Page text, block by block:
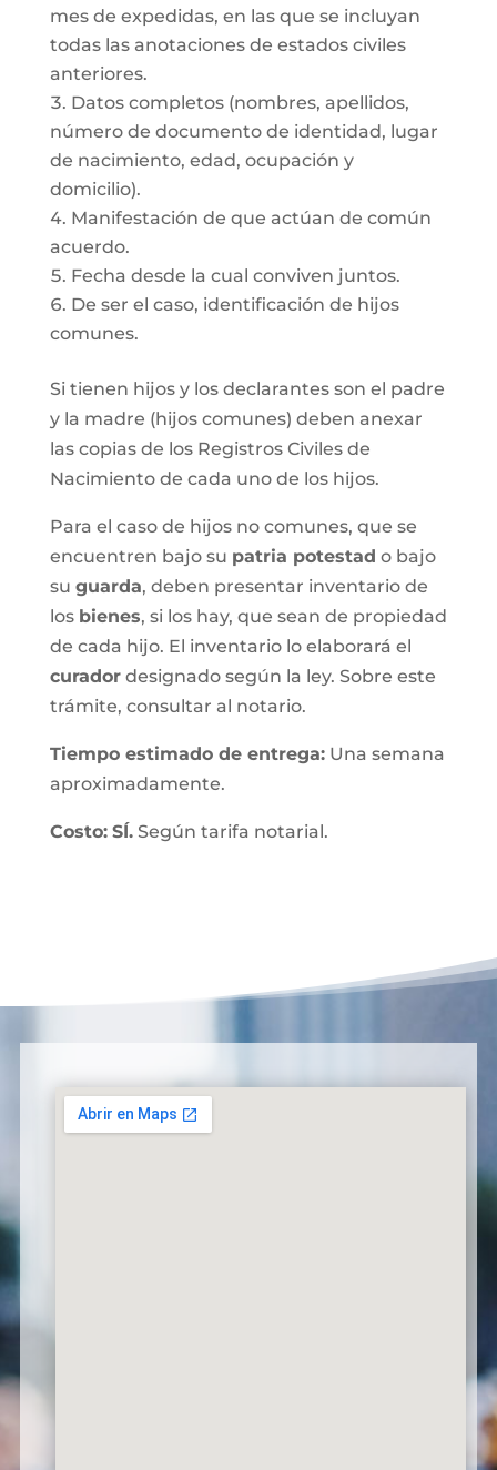
mes de expedidas, en las que se incluyan
todas las anotaciones de estados civiles
anteriores.
Datos completos (nombres, apellidos,
número de documento de identidad, lugar
de nacimiento, edad, ocupación y
domicilio).
Manifestación de que actúan de común
acuerdo.
Fecha desde la cual conviven juntos.
De ser el caso, identificación de hijos
comunes.
Si tienen hijos y los declarantes son el padre
y la madre (hijos comunes) deben anexar
las copias de los Registros Civiles de
Nacimiento de cada uno de los hijos.
Para el caso de hijos no comunes, que se
encuentren bajo su patria potestad o bajo
su guarda, deben presentar inventario de
los bienes, si los hay, que sean de propiedad
de cada hijo. El inventario lo elaborará el
curadordesignado según la ley. Sobre este
trámite, consultar al notario.
Tiempo estimado de entrega:Una semana
aproximadamente.
Costo: SÍ.Según tarifa notarial.